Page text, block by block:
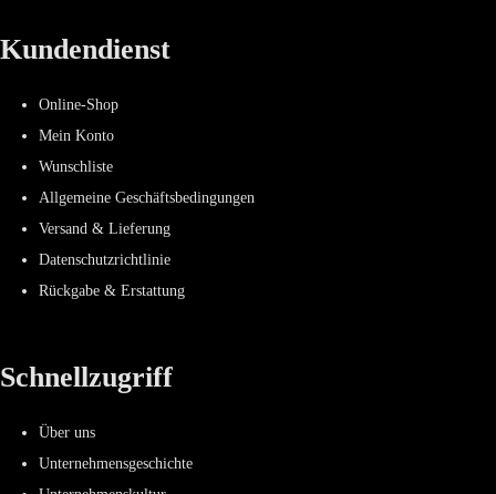
Kundendienst
Online-Shop
Mein Konto
Wunschliste
Allgemeine Geschäftsbedingungen
Versand & Lieferung
Datenschutzrichtlinie
Rückgabe & Erstattung
Schnellzugriff
Über uns
Unternehmensgeschichte